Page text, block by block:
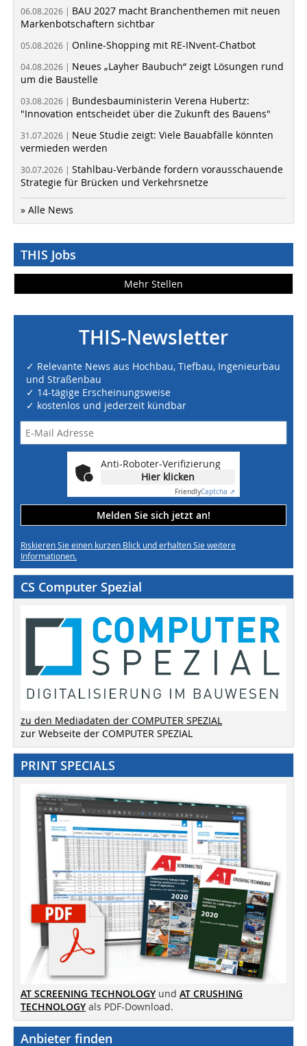
06.08.2026 | BAU 2027 macht Branchenthemen mit neuen
Markenbotschaftern sichtbar
05.08.2026 | Online-Shopping mit RE-INvent-Chatbot
04.08.2026 | Neues „Layher Baubuch“ zeigt Lösungen rund
um die Baustelle
03.08.2026 | Bundesbauministerin Verena Hubertz:
"Innovation entscheidet über die Zukunft des Bauens"
31.07.2026 | Neue Studie zeigt: Viele Bauabfälle könnten
vermieden werden
30.07.2026 | Stahlbau-Verbände fordern vorausschauende
Strategie für Brücken und Verkehrsnetze
» Alle News
THIS Jobs
Mehr Stellen
THIS-Newsletter
✓ Relevante News aus Hochbau, Tiefbau, Ingenieurbau
und Straßenbau
✓ 14-tägige Erscheinungsweise
✓ kostenlos und jederzeit kündbar
Anti-Roboter-Verifizierung
Hier klicken
FriendlyCaptcha ⇗
Melden Sie sich jetzt an!
Riskieren Sie einen kurzen Blick und erhalten Sie weitere
Informationen.
CS Computer Spezial
zu den Mediadaten der COMPUTER SPEZIAL
zur Webseite der COMPUTER SPEZIAL
PRINT SPECIALS
AT SCREENING TECHNOLOGY und AT CRUSHING
TECHNOLOGY als PDF-Download.
Anbieter finden